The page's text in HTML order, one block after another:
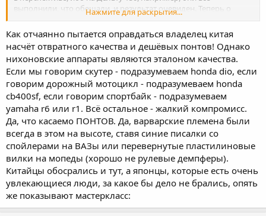
выполнили, что обещали, и результат очевиден. Теперь о
главном- качестве. Тот, что имеет обозначение QJ- почти
владеющий в дополнение ко всему, маркой Benelli. Технологии
итальянцев уже в Китае. Масштабная экспансия этого завода в
Европу, Америку, Австралию и прочие страны уже давным-
давно. вся малокубатурная техника скоро будет вообще под
Китаем, также, как это произошло со скутерами. В регионах
почти никто не покупает даже б\у японские скутеры, а только
новый Китай. И чушь, что через полторы тысячи км
разбалтывается коленвал итд итд. Единичные случаи- это да.
Но у меня ни на одном из скутеров такого не было, и тем паче
на мотоцикле. А кручу я движку обычно беспощадно.. Второй
мот- менее именитый Янксинг. Качество тоже неплохое, а вот
объёмами производства на Европу и Америку, имхо, тягаться с
Куджеем не может.. Хотя если у него в этой модели более
прогрессивная жёсткая рама, а не декоративные накладки, то
возможно, что этот вариант даже получше куджеевского..
Нажмите для раскрытия...
Как отчаянно пытается оправдаться владелец китая
насчёт отвратного качества и дешёвых понтов! Однако
нихоновские аппараты являются эталоном качества.
Если мы говорим скутер - подразумеваем honda dio, если
говорим дорожный мотоцикл - подразумеваем honda
cb400sf, если говорим спортбайк - подразумеваем
yamaha r6 или r1. Всё остальное - жалкий компромисс.
Да, что касаемо ПОНТОВ. Да, варварские племена были
всегда в этом на высоте, ставя синие писалки со
спойлерами на ВАЗы или перевернутые пластилиновые
вилки на мопеды (хорошо не рулевые демпферы).
Китайцы обосрались и тут, а японцы, которые есть очень
увлекающиеся люди, за какое бы дело не брались, опять
же показывают мастеркласс: